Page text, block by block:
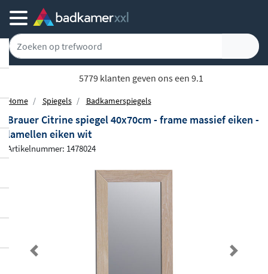
5779 klanten geven ons een 9.1
Home Spiegels Badkamerspiegels
Brauer Citrine spiegel 40x70cm - frame massief eiken -
lamellen eiken wit
Artikelnummer: 1478024
Previous Next